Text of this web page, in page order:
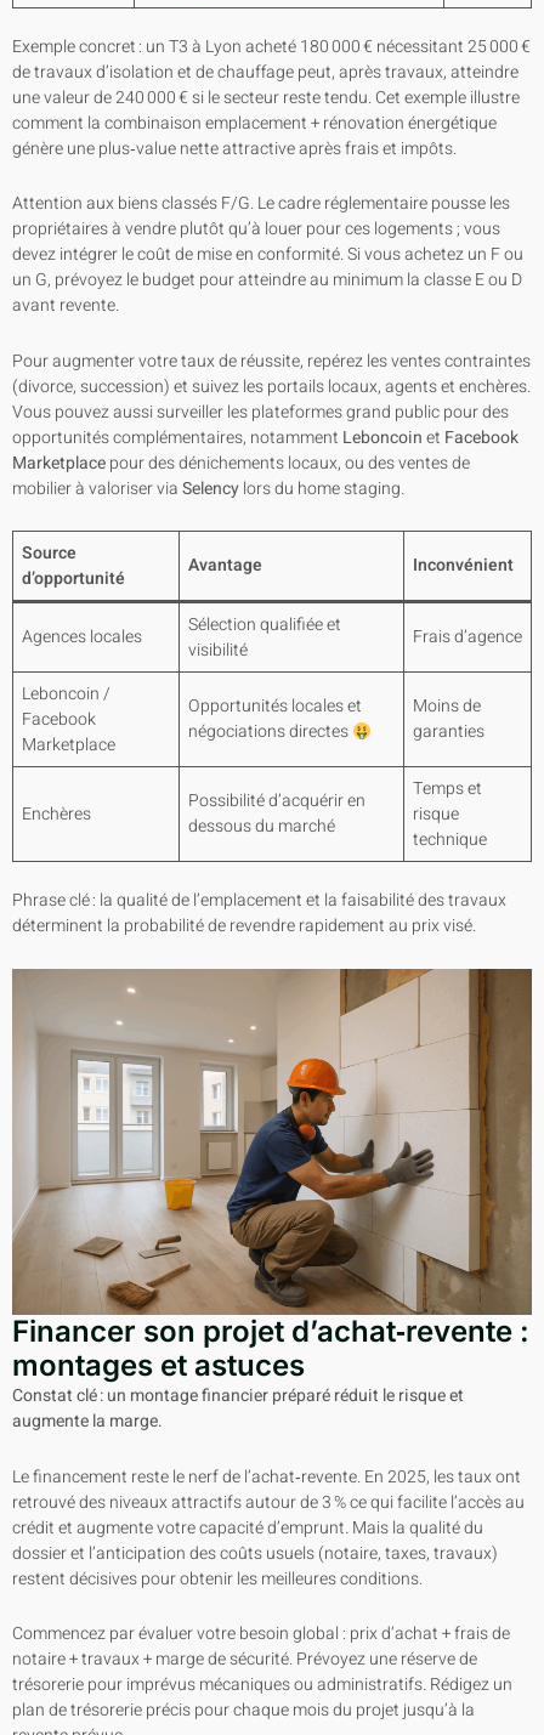
Exemple concret : un T3 à Lyon acheté 180 000 € nécessitant 25 000 €
de travaux d’isolation et de chauffage peut, après travaux, atteindre
une valeur de 240 000 € si le secteur reste tendu. Cet exemple illustre
comment la combinaison emplacement + rénovation énergétique
génère une plus‑value nette attractive après frais et impôts.
Attention aux biens classés F/G. Le cadre réglementaire pousse les
propriétaires à vendre plutôt qu’à louer pour ces logements ; vous
devez intégrer le coût de mise en conformité. Si vous achetez un F ou
un G, prévoyez le budget pour atteindre au minimum la classe E ou D
avant revente.
Pour augmenter votre taux de réussite, repérez les ventes contraintes
(divorce, succession) et suivez les portails locaux, agents et enchères.
Vous pouvez aussi surveiller les plateformes grand public pour des
opportunités complémentaires, notamment Leboncoinet Facebook
Marketplacepour des dénichements locaux, ou des ventes de
mobilier à valoriser viaSelencylors du home staging.
Source
d’opportunité
Avantage Inconvénient
Agences locales
Sélection qualifiée et
visibilité
Frais d’agence
Leboncoin /
Facebook
Marketplace
Opportunités locales et
négociations directes
Moins de
garanties
Enchères
Possibilité d’acquérir en
dessous du marché
Temps et
risque
technique
Phrase clé : la qualité de l’emplacement et la faisabilité des travaux
déterminent la probabilité de revendre rapidement au prix visé.
Financer son projet d’achat‑revente :
montages et astuces
Constat clé : un montage financier préparé réduit le risque et
augmente la marge.
Le financement reste le nerf de l’achat‑revente. En 2025, les taux ont
retrouvé des niveaux attractifs autour de 3 % ce qui facilite l’accès au
crédit et augmente votre capacité d’emprunt. Mais la qualité du
dossier et l’anticipation des coûts usuels (notaire, taxes, travaux)
restent décisives pour obtenir les meilleures conditions.
Commencez par évaluer votre besoin global : prix d’achat + frais de
notaire + travaux + marge de sécurité. Prévoyez une réserve de
trésorerie pour imprévus mécaniques ou administratifs. Rédigez un
plan de trésorerie précis pour chaque mois du projet jusqu’à la